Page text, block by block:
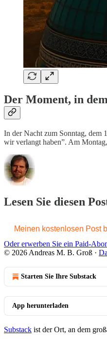
Der Moment, in
In der Nacht zum Sonntag, dem
wir verlangt haben”. Am
Lesen Sie diesen
Meinen kostenlosen Post
Oder erwerben Sie ein Paid-
© 2026 Andreas M. B. Groß ·
Starten Sie Ihre Substack
App herunterladen
Substack ist der Ort, an dem